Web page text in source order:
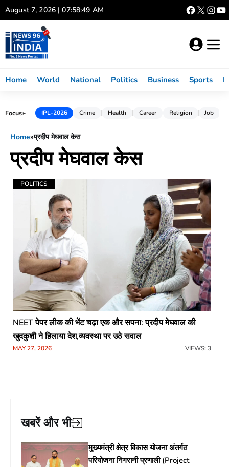
Skip
to
content
August 7, 2026 | 07:58:49 AM
Home World National Politics Business Sports
Focus► IPL-2026 Crime Health Career Religion Job
Home»प्रदीप मेघवाल केस
प्रदीप मेघवाल केस
POLITICS
NEET पेपर लीक की भेंट चढ़ा एक और सपना: प्रदीप मेघवाल की
खुदकुशी ने हिलाया देश,व्यवस्था पर उठे सवाल
MAY 27, 2026 VIEWS: 3
खबरें और भी
मुख्यमंत्री क्षेत्र विकास योजना अंतर्गत
परियोजना निगरानी प्रणाली (Project